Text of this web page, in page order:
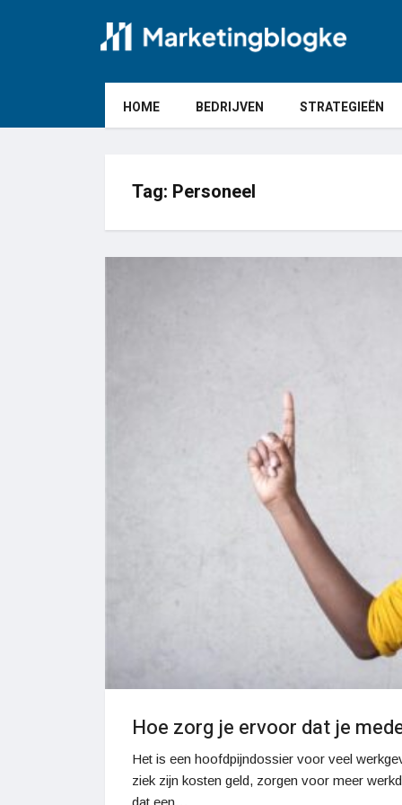
HOME BEDRIJVEN STRATEGIEËN
Tag: Personeel
Hoe zorg je ervoor dat je
Het is een hoofdpijndossier voor veel
ziek zijn kosten geld, zorgen voor meer